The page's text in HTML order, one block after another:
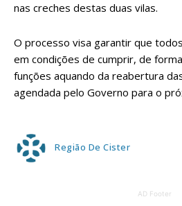
nas creches destas duas vilas.
O processo visa garantir que
em condições de cumprir, de
funções aquando da reabertura
agendada pelo Governo para o
Região De Cister
AD Footer